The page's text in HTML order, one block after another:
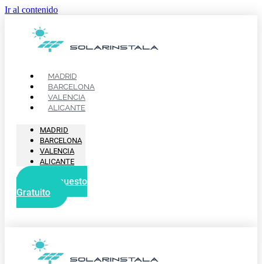
Ir al contenido
MADRID
BARCELONA
VALENCIA
ALICANTE
MADRID
BARCELONA
VALENCIA
ALICANTE
Presupuesto
Gratuito